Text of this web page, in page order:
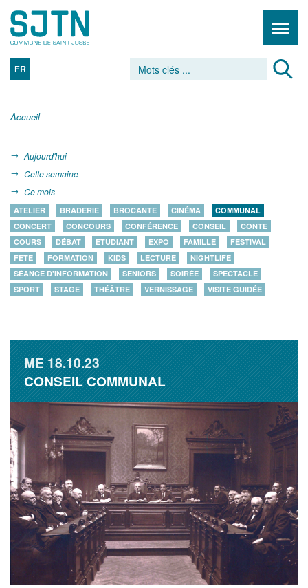
FR
Accueil
Aujourd'hui
Cette semaine
Ce mois
ATELIER BRADERIE BROCANTE CINÉMA
COMMUNAL
CONCERT
CONCOURS CONFÉRENCE CONSEIL
CONTE
COURS
DÉBAT ETUDIANT EXPO FAMILLE
FESTIVAL
FÊTE
FORMATION KIDS LECTURE
NIGHTLIFE
SÉANCE D'INFORMATION
SENIORS SOIRÉE
SPECTACLE
SPORT
STAGE THÉÂTRE VERNISSAGE VISITE GUIDÉE
ME18.10.23
CONSEIL COMMUNAL